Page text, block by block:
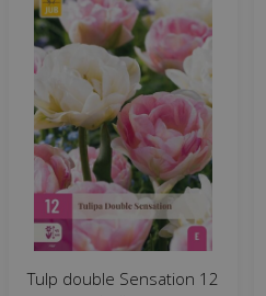
Tulp double Sensation 12